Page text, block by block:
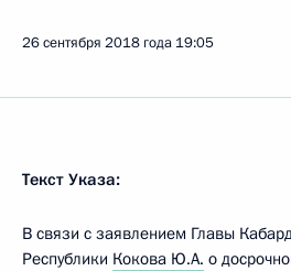
26 сентября 2018 года 19:05
Текст Указа:
В связи с заявлением Главы
Республики Кокова Ю.А. о